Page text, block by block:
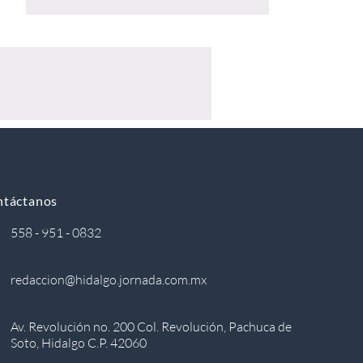
558 - 951 - 0832
redaccion@hidalgo.jornada.com.mx
Av. Revolución no. 200 Col. Revolución, Pachuca de
Soto, Hidalgo C.P. 42060